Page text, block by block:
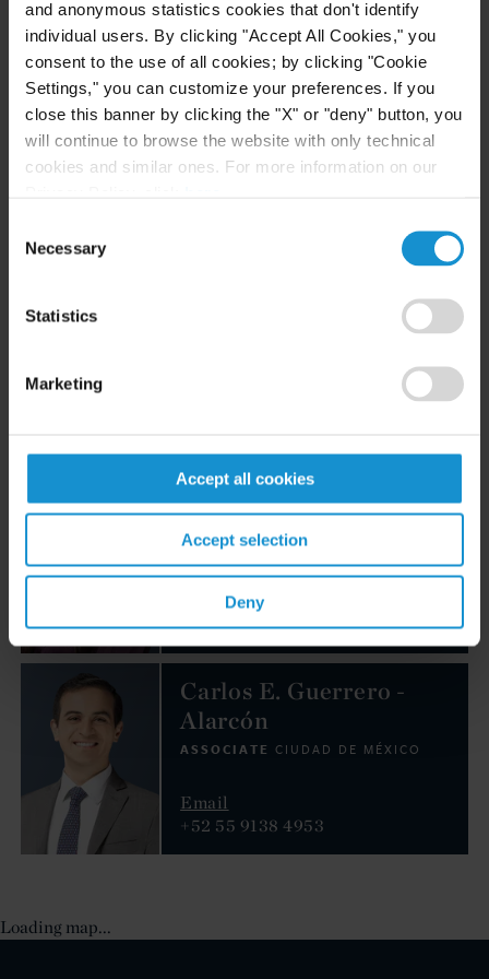
and anonymous statistics cookies that don't identify
individual users. By clicking "Accept All Cookies," you
consent to the use of all cookies; by clicking "Cookie
Settings," you can customize your preferences. If you
close this banner by clicking the "X" or "deny" button, you
will continue to browse the website with only technical
cookies and similar ones. For more information on our
Selection
Necessary
Statistics
Marketing
Accept all cookies
Accept selection
Deny
+52 55 9138 49 73
Dori Yoldi
SOCIA GENEVA
Silvia Favela Olivares
ASOCIADO CIUDAD DE MÉXICO
Email
+52 55 9138 4951
Carlos E. Guerrero -
Alarcón
ASSOCIATE CIUDAD DE MÉXICO
Email
+52 55 9138 4953
Loading map...